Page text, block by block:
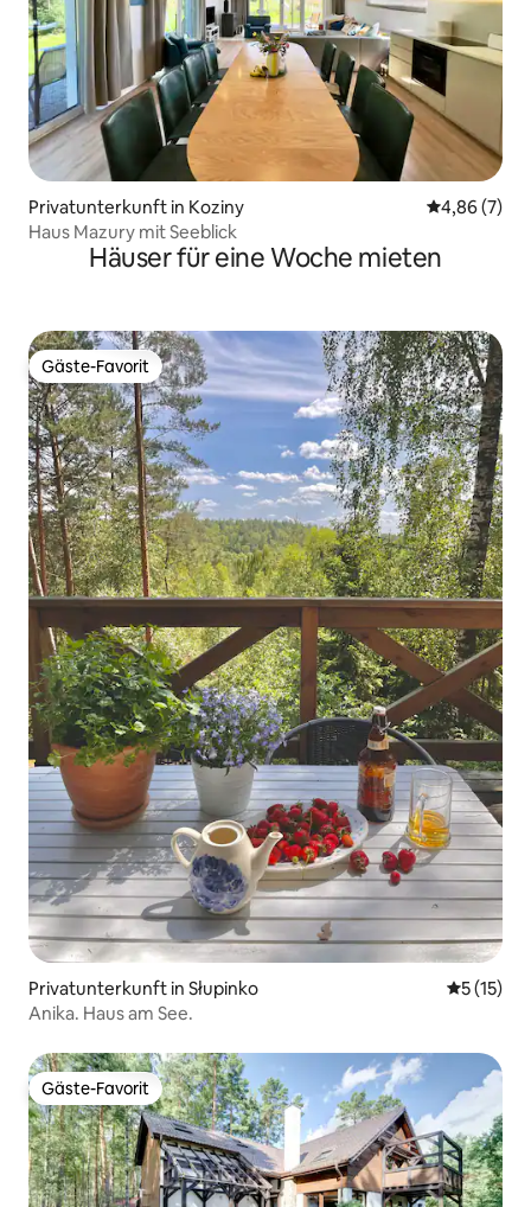
Privatunterkunft in Koziny
4,86 (7)
Haus Mazury mit Seeblick
Häuser für eine Woche mieten
Gäste-Favorit
Gäste-Favorit
Privatunterkunft in Słupinko
5 (15)
Anika. Haus am See.
Gäste-Favorit
Gäste-Favorit